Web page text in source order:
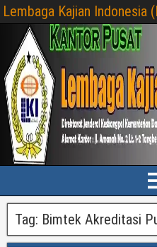
Lembaga Kajian Indonesia
Tag: Bimtek Akreditasi